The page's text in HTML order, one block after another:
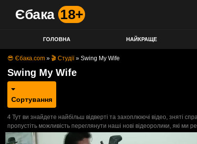
Єбака 18+
ГОЛОВНА НАЙКРАЩЕ
😎 Єбака.com » 🎬 Студії» Swing My Wife
Swing My Wife
Сортування
4 Тут ви знайдете найбільш відверті та захоплюючі відео, зняті
пропустіть можливість переглянути наші нові відеоролики, які